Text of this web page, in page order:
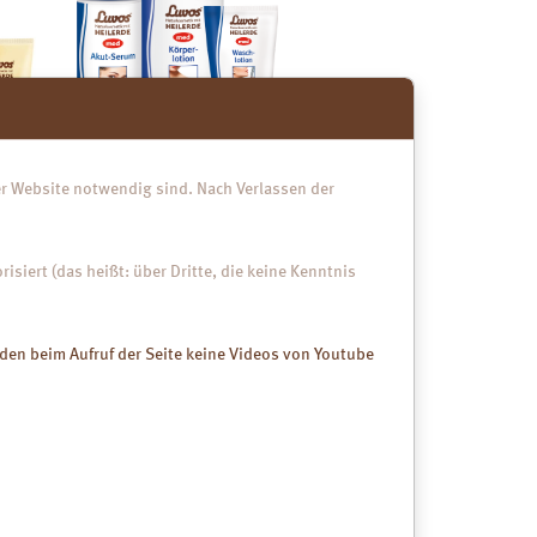
Medizinische Hautpflege
geeignet zur Pflege bei Neurodermitis.
gegen Durchfall
Website notwendig sind. Nach Verlassen der
(das heißt: über Dritte, die keine Kenntnis
beim Aufruf der Seite keine Videos von Youtube